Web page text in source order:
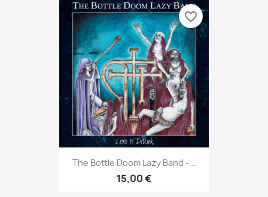
The Bottle Doom Lazy Band -...
15,00 €
favorite_border